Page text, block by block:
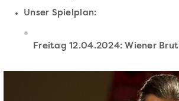
Unser Spielplan:
Freitag 12.04.2024: Wiener Brut